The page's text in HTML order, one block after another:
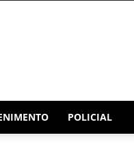
POLICIAL